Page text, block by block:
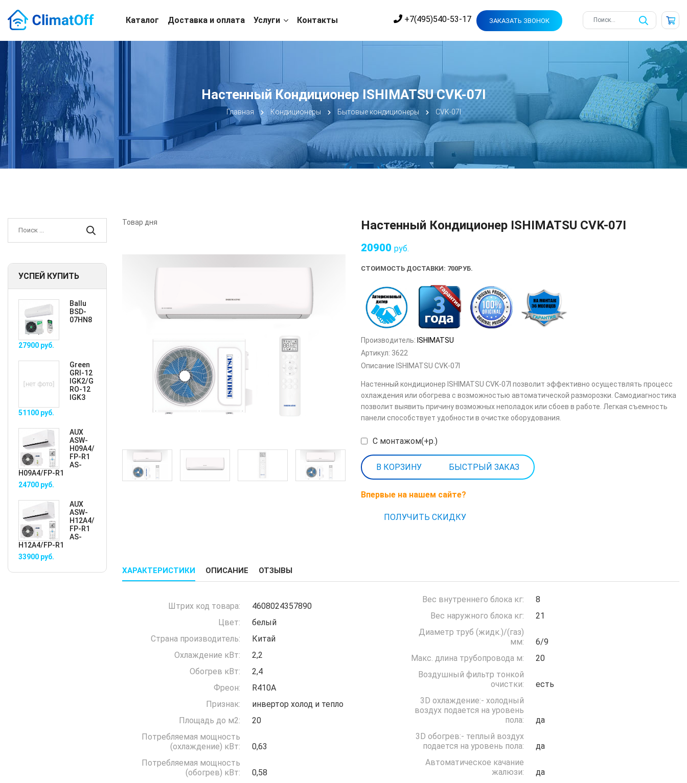
+7(495)540-53-17 ЗАКАЗАТЬ ЗВОНОК
Каталог Доставка и оплата Услуги Контакты
Настенный Кондиционер ISHIMATSU CVK-07I
Главная Кондиционеры Бытовые кондиционеры CVK-07I
УСПЕЙ КУПИТЬ
Ballu
BSD-
07HN8
27900 руб.
Green
GRI-12
IGK2/G
RO-12
IGK3
51100 руб.
AUX
ASW-
H09A4/
FP-R1
AS-
H09A4/FP-R1
24700 руб.
AUX
ASW-
H12A4/
FP-R1
AS-
H12A4/FP-R1
33900 руб.
Товар дня Настенный Кондиционер ISHIMATSU CVK-07I
20900 руб.
СТОИМОСТЬ ДОСТАВКИ: 700РУБ.
Производитель: ISHIMATSU
Артикул: 3622
Описание ISHIMATSU CVK-07I
Настенный кондиционер ISHIMATSU CVK-07I позволит эффективно осуществлять процесс
охлаждения или обогрева с возможностью автоматической разморозки. Самодиагностика
позволит выявить причину возможных неполадок или сбоев в работе. Легкая съемность
панели способствует удобности в очистке оборудования.
С монтажом(+р.)
БЫСТРЫЙ ЗАКАЗ
Впервые на нашем сайте?
ПОЛУЧИТЬ СКИДКУ
ХАРАКТЕРИСТИКИ ОПИСАНИЕ ОТЗЫВЫ
Штрих код товара:
4608024357890
Цвет:
белый
Страна производитель:
Китай
Охлаждение кВт:
2,2
Обогрев кВт:
2,4
Фреон:
R410A
Признак:
инвертор холод и тепло
Площадь до м2:
20
Потребляемая мощность
(охлаждение) кВт:
0,63
Потребляемая мощность
(обогрев) кВт:
0,58
Вес внутреннего блока кг:
8
Вес наружного блока кг:
21
Диаметр труб (жидк.)/(газ)
мм:
6/9
Макс. длина трубопровода м:
20
Воздушный фильтр тонкой
очистки:
есть
3D охлаждение:- холодный
воздух подается на уровень
пола:
да
3D обогрев:- теплый воздух
подается на уровень пола:
да
Автоматическое качание
жалюзи:
да